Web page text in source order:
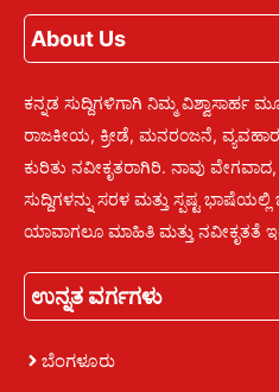
About Us
ಕನ್ನಡ ಸುದ್ದಿಗಳಿಗಾಗಿ ನಿಮ್ಮ ವಿಶ್ವಾಸಾರ್ಹ
ರಾಜಕೀಯ, ಕ್ರೀಡೆ, ಮನರಂಜನೆ,
ಕುರಿತು ನವೀಕೃತರಾಗಿರಿ. ನಾವು
ಸುದ್ದಿಗಳನ್ನು ಸರಳ ಮತ್ತು ಸ್ಪಷ್ಟ
ಯಾವಾಗಲೂ ಮಾಹಿತಿ ಮತ್ತು ನವೀಕೃತತೆ
ಉನ್ನತ ವರ್ಗಗಳು
ಬೆಂಗಳೂರು